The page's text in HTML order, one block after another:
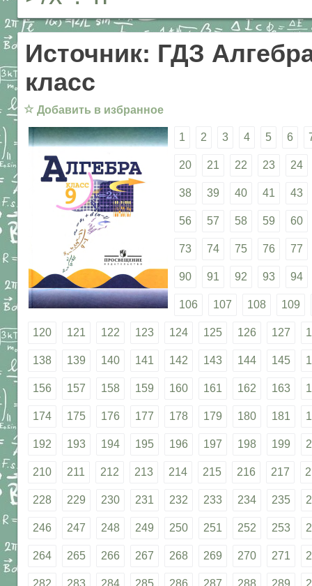
Источник: ГДЗ
класс
☆ Добавить в избранное
1 2 3 4 5 6
20 21 22 23 24
38 39 40 41 43
56 57 58 59 60
73 74 75 76 77
90 91 92 93 94
106 107 108 109
120 121 122 123 124 125 126 127
138 139 140 141 142 143 144 145
156 157 158 159 160 161 162 163
174 175 176 177 178 179 180 181
192 193 194 195 196 197 198 199
210 211 212 213 214 215 216 217
228 229 230 231 232 233 234 235
246 247 248 249 250 251 252 253
264 265 266 267 268 269 270 271
282 283 284 285 286 287 288 289